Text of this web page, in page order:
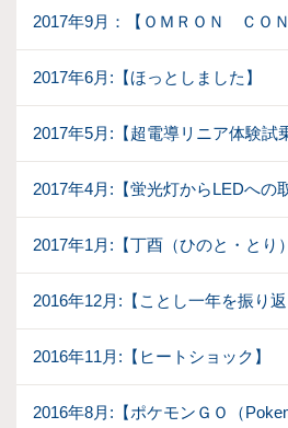
2017年9月：【ＯＭＲＯＮ ＣＯＮ
2017年6月:【ほっとしました】
2017年5月:【超電導リニア体験試
2017年4月:【蛍光灯からLEDへの
2017年1月:【丁酉（ひのと・とり
2016年12月:【ことし一年を振り返
2016年11月:【ヒートショック】
2016年8月:【ポケモンＧＯ（